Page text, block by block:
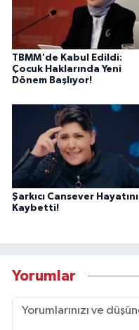
TBMM'de Kabul Edildi:
Çocuk Haklarında Yeni
Dönem Başlıyor!
Şarkıcı Cansever Hayatını
Kaybetti!
Yorumlar